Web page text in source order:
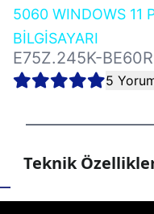
5060 WINDOWS 11
BİLGİSAYARI
E75Z.245K-
5
Teknik